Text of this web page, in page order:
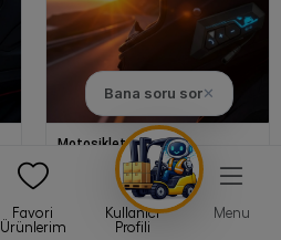
Bana soru sor✕
Favori
Ürünlerim
Kullanıcı
Profili
Menu
Motosiklet Kaskı
15 20 Saat Müzik Süreli Kask İçi
Bluetooth Kulaklık